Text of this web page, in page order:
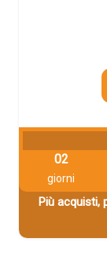
02
giorni
Più acquisti,